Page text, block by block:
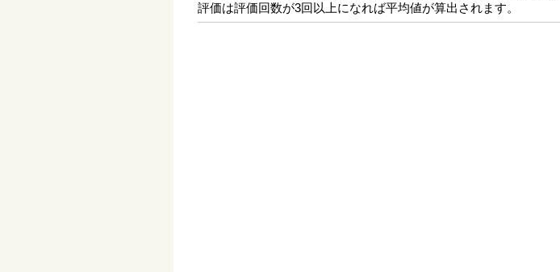
評価は評価回数が3回以上になれば平均値が算出されます。